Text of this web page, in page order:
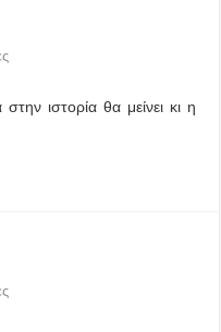
ιστορία θα μείνει κι η